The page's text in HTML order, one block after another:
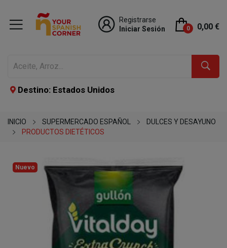
Registrarse
Iniciar Sesión
0 0,00 €
Destino: Estados Unidos
INICIO SUPERMERCADO ESPAÑOL
DULCES Y DESAYUNO
PRODUCTOS DIETÉTICOS
Nuevo